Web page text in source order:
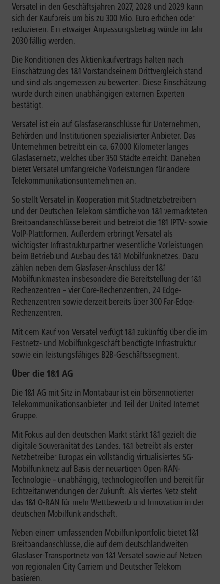
Versatel in den Geschäftsjahren 2027, 2028 und 2029 kann
sich der Kaufpreis um bis zu 300 Mio. Euro erhöhen oder
reduzieren. Ein etwaiger Anpassungsbetrag würde im Jahr
2030 fällig werden.
Die Konditionen des Aktienkaufvertrags halten nach
Einschätzung des 1&1 Vorstandseinem Drittvergleich stand
und sind als angemessen zu bewerten. Diese Einschätzung
wurde durch einen unabhängigen externen Experten
bestätigt.
Versatel ist ein auf Glasfaseranschlüsse für Unternehmen,
Behörden und Institutionen spezialisierter Anbieter. Das
Unternehmen betreibt ein ca. 67.000 Kilometer langes
Glasfasernetz, welches über 350 Städte erreicht. Daneben
bietet Versatel umfangreiche Vorleistungen für andere
Telekommunikationsunternehmen an.
So stellt Versatel in Kooperation mit Stadtnetzbetreibern
und der Deutschen Telekom sämtliche von 1&1 vermarkteten
Breitbandanschlüsse bereit und betreibt die 1&1 IPTV- sowie
VoIP-Plattformen. Außerdem erbringt Versatel als
wichtigster Infrastrukturpartner wesentliche Vorleistungen
beim Betrieb und Ausbau des 1&1 Mobilfunknetzes. Dazu
zählen neben dem Glasfaser-Anschluss der 1&1
Mobilfunkmasten insbesondere die Bereitstellung der 1&1
Rechenzentren – vier Core-Rechenzentren, 24 Edge-
Rechenzentren sowie derzeit bereits über 300 Far-Edge-
Rechenzentren.
Mit dem Kauf von Versatel verfügt 1&1 zukünftig über die im
Festnetz- und Mobilfunkgeschäft benötigte Infrastruktur
sowie ein leistungsfähiges B2B-Geschäftssegment.
Über die 1&1 AG
Die 1&1 AG mit Sitz in Montabaur ist ein börsennotierter
Telekommunikationsanbieter und Teil der United Internet
Gruppe.
Mit Fokus auf den deutschen Markt stärkt 1&1 gezielt die
digitale Souveränität des Landes. 1&1 betreibt als erster
Netzbetreiber Europas ein vollständig virtualisiertes 5G-
Mobilfunknetz auf Basis der neuartigen Open-RAN-
Technologie – unabhängig, technologieoffen und bereit für
Echtzeitanwendungen der Zukunft. Als viertes Netz steht
das 1&1 O-RAN für mehr Wettbewerb und Innovation in der
deutschen Mobilfunklandschaft.
Neben einem umfassenden Mobilfunkportfolio bietet 1&1
Breitbandanschlüsse, die auf dem deutschlandweiten
Glasfaser-Transportnetz von 1&1 Versatel sowie auf Netzen
von regionalen City Carriern und Deutscher Telekom
basieren.